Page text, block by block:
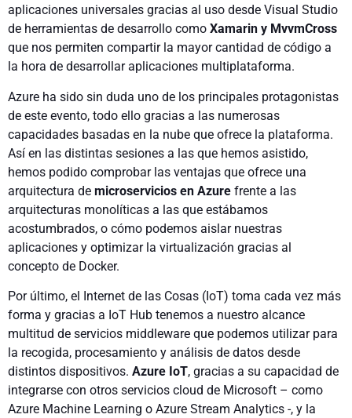
aplicaciones universales gracias al uso desde Visual Studio
de herramientas de desarrollo como Xamarin y MvvmCross
que nos permiten compartir la mayor cantidad de código a
la hora de desarrollar aplicaciones multiplataforma.
Azure ha sido sin duda uno de los principales protagonistas
de este evento, todo ello gracias a las numerosas
capacidades basadas en la nube que ofrece la plataforma.
Así en las distintas sesiones a las que hemos asistido,
hemos podido comprobar las ventajas que ofrece una
arquitectura de microservicios en Azure frente a las
arquitecturas monolíticas a las que estábamos
acostumbrados, o cómo podemos aislar nuestras
aplicaciones y optimizar la virtualización gracias al
concepto de Docker.
Por último, el Internet de las Cosas (IoT) toma cada vez más
forma y gracias a IoT Hub tenemos a nuestro alcance
multitud de servicios middleware que podemos utilizar para
la recogida, procesamiento y análisis de datos desde
distintos dispositivos. Azure IoT, gracias a su capacidad de
integrarse con otros servicios cloud de Microsoft – como
Azure Machine Learning o Azure Stream Analytics -, y la